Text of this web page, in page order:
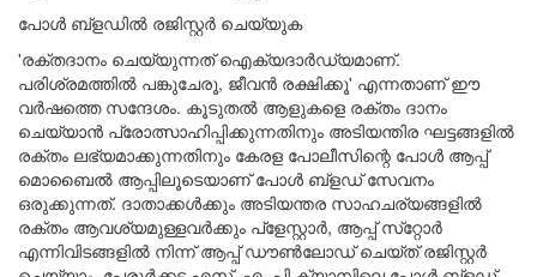
പോൾ ബ്‌ളഡിൽ രജിസ്റ്റർ ചെയ്യുക
'രക്തദാനം ചെയ്യുന്നത് ഐക്യദാര്‍ഡ്യമാണ്.
പരിശ്രമത്തില്‍ പങ്കുചേരൂ, ജീവന്‍ രക്ഷിക്കൂ' എന്നതാണ് ഈ
വര്‍ഷത്തെ സന്ദേശം. കൂടുതല്‍ ആളുകളെ രക്തം ദാനം
ചെയ്യാന്‍ പ്രോത്സാഹിപ്പിക്കുന്നതിനും അടിയന്തിര ഘട്ടങ്ങളിൽ
രക്തം ലഭ്യമാക്കുന്നതിനും കേരള പോലീസിന്റെ പോൾ ആപ്പ്
മൊബൈൽ ആപ്പിലൂടെയാണ് പോൾ ബ്‌ളഡ് സേവനം
ഒരുക്കുന്നത്. ദാതാക്കൾക്കും അടിയന്തര സാഹചര്യങ്ങളിൽ
രക്തം ആവശ്യമുള്ളവർക്കും പ്‌ളേസ്റ്റാർ, ആപ്പ് സ്‌റ്റോർ
എന്നിവിടങ്ങളിൽ നിന്ന് ആപ്പ് ഡൗൺലോഡ് ചെയ്ത് രജിസ്റ്റർ